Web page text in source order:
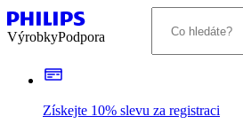
VýrobkyPodpora
Získejte 10% slevu za registraci